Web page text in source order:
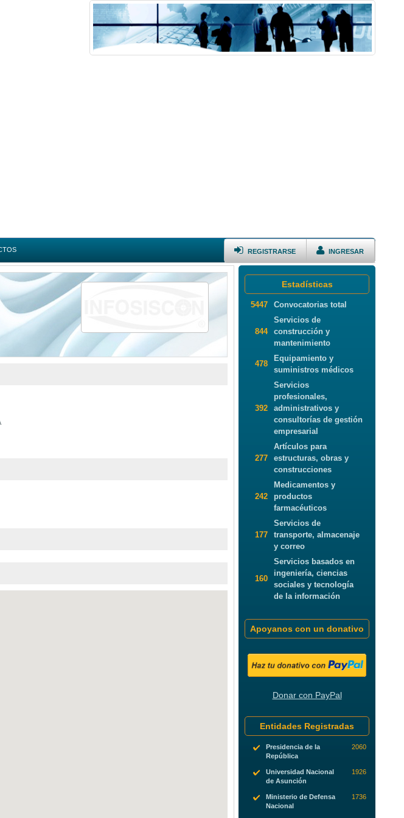
INGRESAR
REGISTRARSE
Estadísticas
5447 Convocatorias total
844
Servicios de
construcción y
mantenimiento
478
Equipamiento y
suministros médicos
392
Servicios
profesionales,
administrativos y
consultorías de gestión
empresarial
277
Artículos para
estructuras, obras y
construcciones
242
Medicamentos y
productos
farmacéuticos
177
Servicios de
transporte, almacenaje
y correo
160
Servicios basados en
ingeniería, ciencias
sociales y tecnología
de la información
Apoyanos con un donativo
Donar con PayPal
Entidades Registradas
Presidencia de la
República
2060
Universidad Nacional
de Asunción
1926
Ministerio de Defensa
Nacional
1736